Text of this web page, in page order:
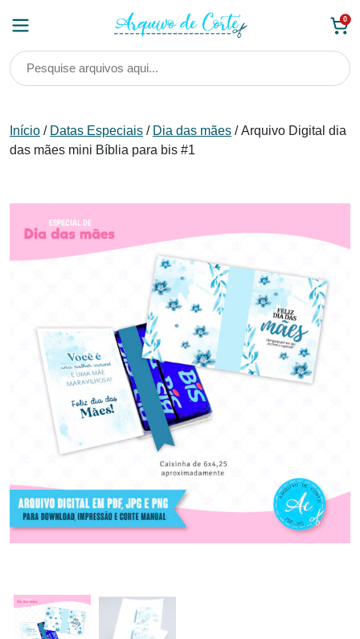
0
Início / Datas Especiais / Dia das mães / Arquivo Digital dia
das mães mini Bíblia para bis #1